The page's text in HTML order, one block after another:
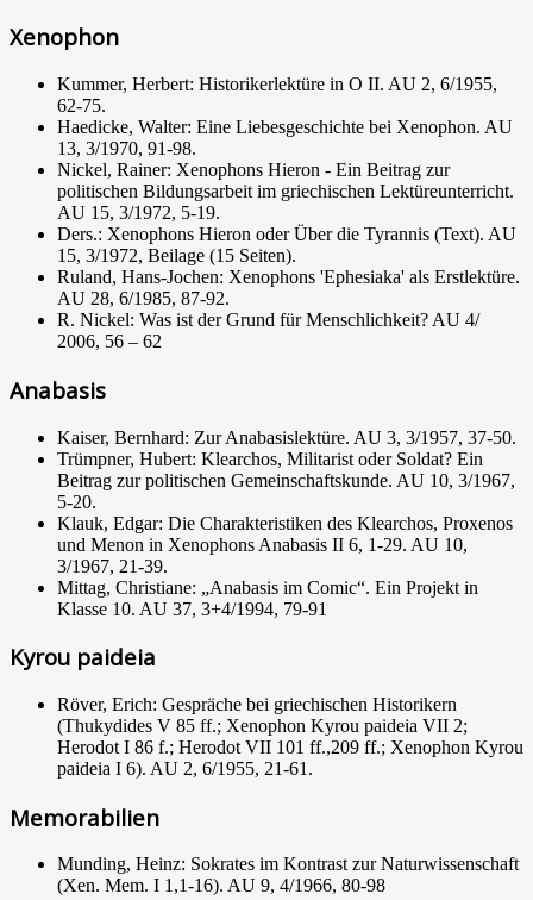
Xenophon
Kummer, Herbert: Historikerlektüre in O II. AU 2, 6/1955,
62-75.
Haedicke, Walter: Eine Liebesgeschichte bei Xenophon. AU
13, 3/1970, 91-98.
Nickel, Rainer: Xenophons Hieron - Ein Beitrag zur
politischen Bildungsarbeit im griechischen Lektüreunterricht.
AU 15, 3/1972, 5-19.
Ders.: Xenophons Hieron oder Über die Tyrannis (Text). AU
15, 3/1972, Beilage (15 Seiten).
Ruland, Hans-Jochen: Xenophons 'Ephesiaka' als Erstlektüre.
AU 28, 6/1985, 87-92.
R. Nickel: Was ist der Grund für Menschlichkeit? AU 4/
2006, 56 – 62
Anabasis
Kaiser, Bernhard: Zur Anabasislektüre. AU 3, 3/1957, 37-50.
Trümpner, Hubert: Klearchos, Militarist oder Soldat? Ein
Beitrag zur politischen Gemeinschaftskunde. AU 10, 3/1967,
5-20.
Klauk, Edgar: Die Charakteristiken des Klearchos, Proxenos
und Menon in Xenophons Anabasis II 6, 1-29. AU 10,
3/1967, 21-39.
Mittag, Christiane: „Anabasis im Comic“. Ein Projekt in
Klasse 10. AU 37, 3+4/1994, 79-91
Kyrou paideia
Röver, Erich: Gespräche bei griechischen Historikern
(Thukydides V 85 ff.; Xenophon Kyrou paideia VII 2;
Herodot I 86 f.; Herodot VII 101 ff.,209 ff.; Xenophon Kyrou
paideia I 6). AU 2, 6/1955, 21-61.
Memorabilien
Munding, Heinz: Sokrates im Kontrast zur Naturwissenschaft
(Xen. Mem. I 1,1-16). AU 9, 4/1966, 80-98